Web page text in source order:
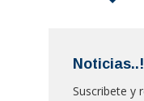
Suscribete y